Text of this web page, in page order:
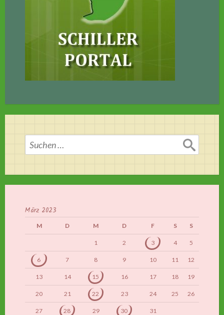
Suchen
nach:
März 2023
M D M D F S S
1 2 3 4 5
6 7 8 9 10 11 12
13 14 15 16 17 18 19
20 21 22 23 24 25 26
27 28 29 30 31